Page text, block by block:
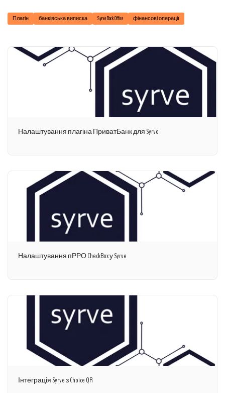
Плагін банківська виписка Syrve Back Office фінансові операції
Налаштування плагіна ПриватБанк для Syrve
Налаштування пРРО CheckBox у Syrve
Інтеграція Syrve з Choice QR